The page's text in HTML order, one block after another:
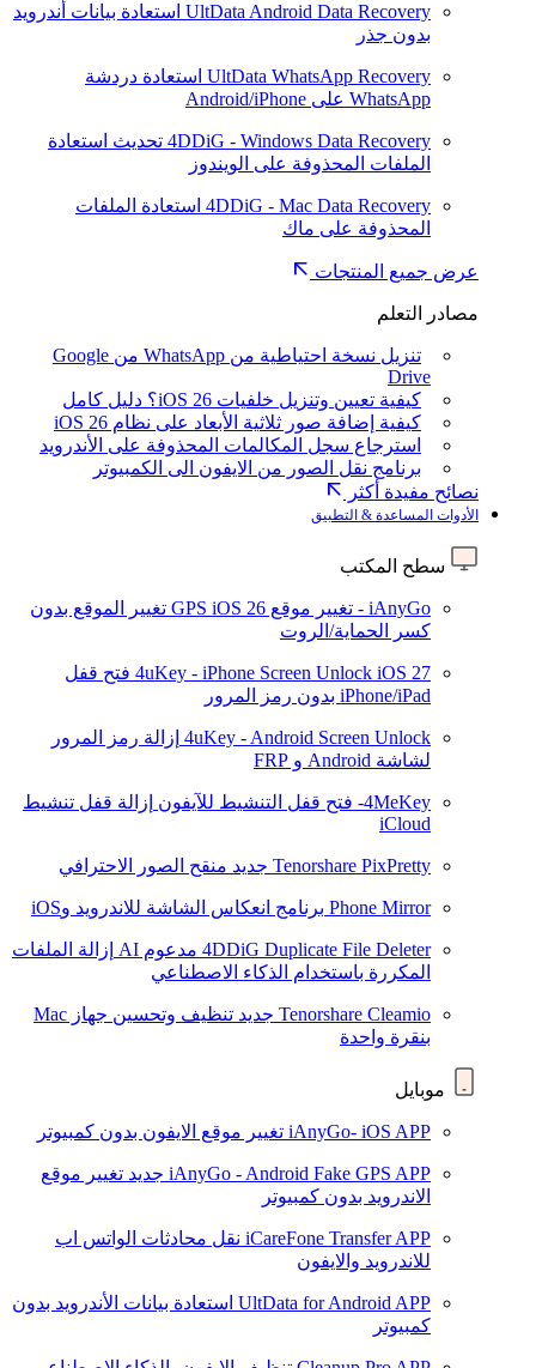
UltData Android Data Recovery استعادة بيانات أندرويد
بدون جذر
UltData WhatsApp Recovery استعادة دردشة
WhatsApp على Android/iPhone
4DDiG - Windows Data Recovery تحديث استعادة
الملفات المحذوفة على الويندوز
4DDiG - Mac Data Recovery استعادة الملفات
المحذوفة على ماك
عرض جميع المنتجات
مصادر التعلم
تنزيل نسخة احتياطية من WhatsApp من Google
Drive
كيفية تعيين وتنزيل خلفيات iOS 26؟ دليل كامل
كيفية إضافة صور ثلاثية الأبعاد على نظام iOS 26
استرجاع سجل المكالمات المحذوفة على الأندرويد
برنامج نقل الصور من الايفون الى الكمبيوتر
نصائح مفيدة أكثر
الأدوات المساعدة & التطبيق
سطح المكتب
iAnyGo - تغيير موقع GPS iOS 26
تغيير الموقع بدون
كسر الحماية/الروت
4uKey - iPhone Screen Unlock iOS 27
فتح قفل
iPhone/iPad بدون رمز المرور
4uKey - Android Screen Unlock إزالة رمز المرور
لشاشة Android و FRP
4MeKey- فتح قفل التنشيط للآيفون
إزالة قفل تنشيط
iCloud
Tenorshare PixPretty جديد منقح الصور الاحترافي
Phone Mirror برنامج انعكاس الشاشة للاندرويد وiOS
4DDiG Duplicate File Deleter مدعوم AI
إزالة الملفات
المكررة باستخدام الذكاء الاصطناعي
Tenorshare Cleamio جديد
تنظيف وتحسين جهاز Mac
بنقرة واحدة
موبايل
iAnyGo- iOS APP تغيير موقع الايفون بدون كمبيوتر
iAnyGo - Android Fake GPS APP جديد تغيير موقع
الاندرويد بدون كمبيوتر
iCareFone Transfer APP نقل محادثات الواتس اب
للاندرويد والايفون
UltData for Android APP استعادة بيانات الأندرويد بدون
كمبيوتر